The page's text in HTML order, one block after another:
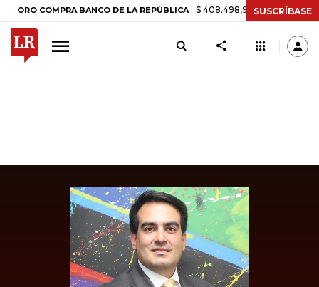
COMPRA BANCO DE LA REPÚBLICA $ 408.498,97 +$ 8.753,81 +2,19%
SUSCRÍBASE